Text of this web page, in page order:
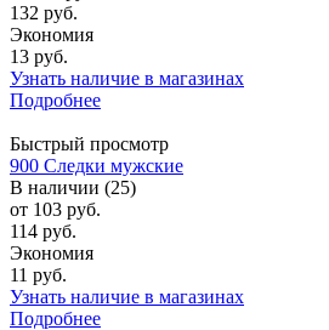
132 руб.
Экономия
13 руб.
Узнать наличие в магазинах
Подробнее
Быстрый просмотр
900 Следки мужские
В наличии (25)
от 103 руб.
114 руб.
Экономия
11 руб.
Узнать наличие в магазинах
Подробнее